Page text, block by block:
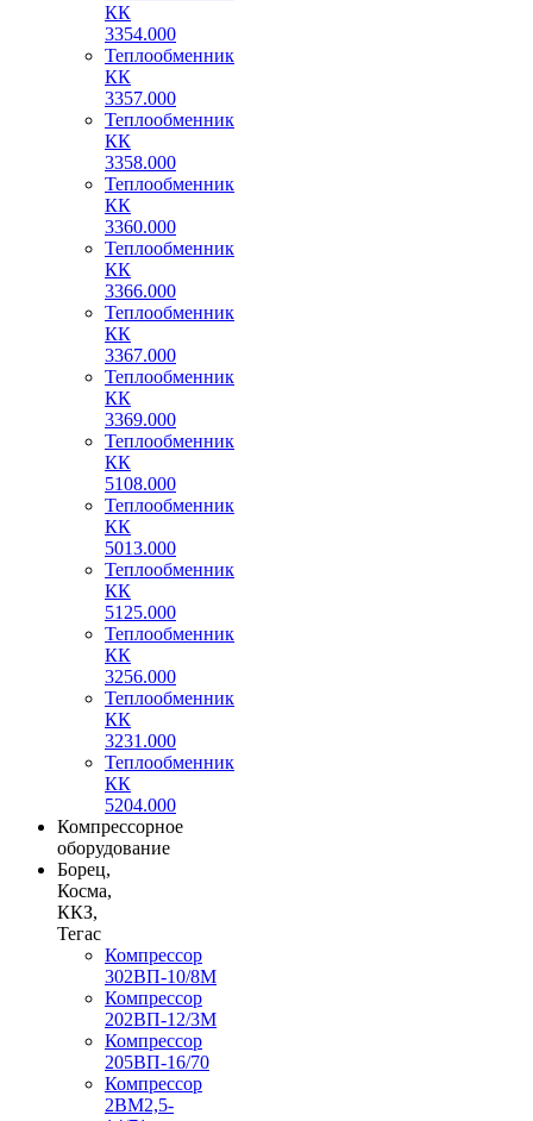
КК
3354.000
Теплообменник
КК
3357.000
Теплообменник
КК
3358.000
Теплообменник
КК
3360.000
Теплообменник
КК
3366.000
Теплообменник
КК
3367.000
Теплообменник
КК
3369.000
Теплообменник
КК
5108.000
Теплообменник
КК
5013.000
Теплообменник
КК
5125.000
Теплообменник
КК
3256.000
Теплообменник
КК
3231.000
Теплообменник
КК
5204.000
Компрессорное
оборудование
Борец,
Косма,
ККЗ,
Тегас
Компрессор
302ВП-10/8М
Компрессор
202ВП-12/3М
Компрессор
205ВП-16/70
Компрессор
2ВМ2,5-